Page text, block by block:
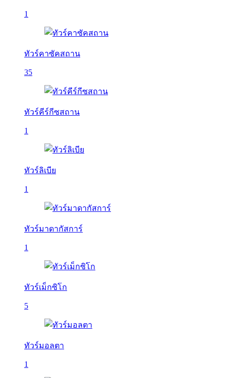
1
ทัวร์คาซัคสถาน
35
ทัวร์คีร์กีซสถาน
1
ทัวร์ลิเบีย
1
ทัวร์มาดากัสการ์
1
ทัวร์เม็กซิโก
5
ทัวร์มอลตา
1